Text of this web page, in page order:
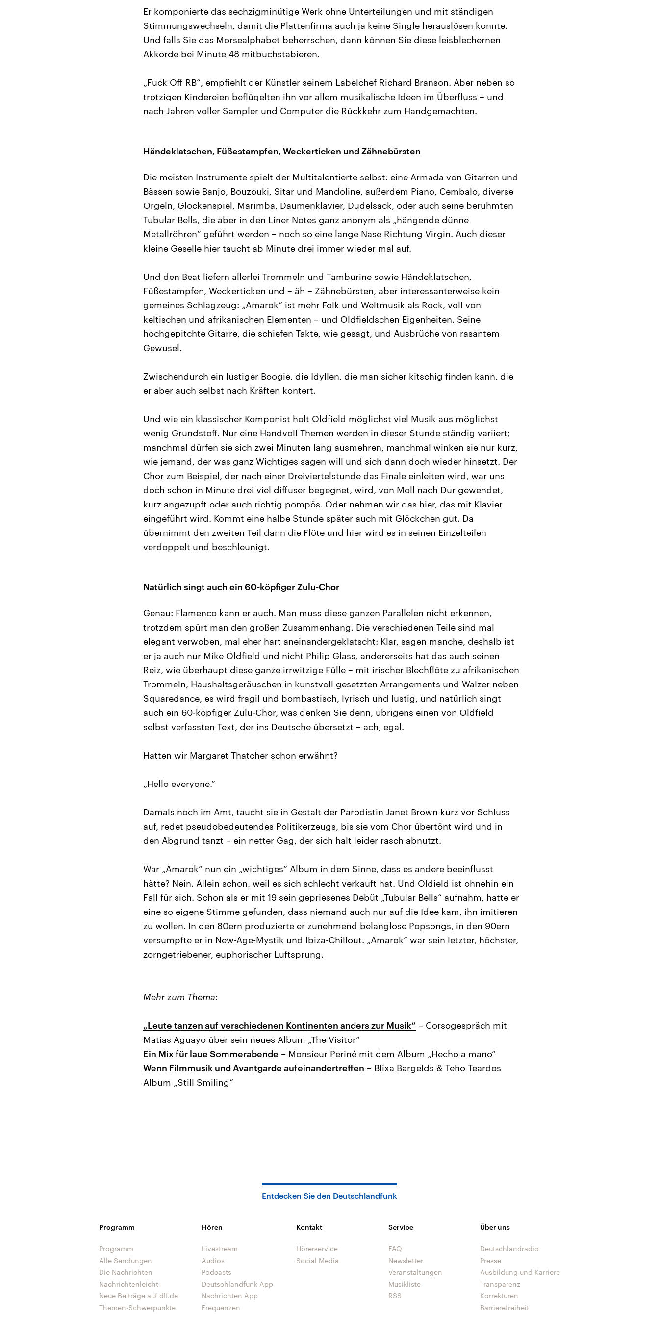
Er komponierte das sechzigminütige Werk ohne Unterteilungen und mit ständigen
Stimmungswechseln, damit die Plattenfirma auch ja keine Single herauslösen konnte.
Und falls Sie das Morsealphabet beherrschen, dann können Sie diese leisblechernen
Akkorde bei Minute 48 mitbuchstabieren.
„Fuck Off RB“, empfiehlt der Künstler seinem Labelchef Richard Branson. Aber neben so
trotzigen Kindereien beflügelten ihn vor allem musikalische Ideen im Überfluss – und
nach Jahren voller Sampler und Computer die Rückkehr zum Handgemachten.
Händeklatschen, Füßestampfen, Weckerticken und Zähnebürsten
Die meisten Instrumente spielt der Multitalentierte selbst: eine Armada von Gitarren und
Bässen sowie Banjo, Bouzouki, Sitar und Mandoline, außerdem Piano, Cembalo, diverse
Orgeln, Glockenspiel, Marimba, Daumenklavier, Dudelsack, oder auch seine berühmten
Tubular Bells, die aber in den Liner Notes ganz anonym als „hängende dünne
Metallröhren“ geführt werden – noch so eine lange Nase Richtung Virgin. Auch dieser
kleine Geselle hier taucht ab Minute drei immer wieder mal auf.
Und den Beat liefern allerlei Trommeln und Tamburine sowie Händeklatschen,
Füßestampfen, Weckerticken und – äh – Zähnebürsten, aber interessanterweise kein
gemeines Schlagzeug: „Amarok“ ist mehr Folk und Weltmusik als Rock, voll von
keltischen und afrikanischen Elementen – und Oldfieldschen Eigenheiten. Seine
hochgepitchte Gitarre, die schiefen Takte, wie gesagt, und Ausbrüche von rasantem
Gewusel.
Zwischendurch ein lustiger Boogie, die Idyllen, die man sicher kitschig finden kann, die
er aber auch selbst nach Kräften kontert.
Und wie ein klassischer Komponist holt Oldfield möglichst viel Musik aus möglichst
wenig Grundstoff. Nur eine Handvoll Themen werden in dieser Stunde ständig variiert;
manchmal dürfen sie sich zwei Minuten lang ausmehren, manchmal winken sie nur kurz,
wie jemand, der was ganz Wichtiges sagen will und sich dann doch wieder hinsetzt. Der
Chor zum Beispiel, der nach einer Dreiviertelstunde das Finale einleiten wird, war uns
doch schon in Minute drei viel diffuser begegnet, wird, von Moll nach Dur gewendet,
kurz angezupft oder auch richtig pompös. Oder nehmen wir das hier, das mit Klavier
eingeführt wird. Kommt eine halbe Stunde später auch mit Glöckchen gut. Da
übernimmt den zweiten Teil dann die Flöte und hier wird es in seinen Einzelteilen
verdoppelt und beschleunigt.
Natürlich singt auch ein 60-köpfiger Zulu-Chor
Genau: Flamenco kann er auch. Man muss diese ganzen Parallelen nicht erkennen,
trotzdem spürt man den großen Zusammenhang. Die verschiedenen Teile sind mal
elegant verwoben, mal eher hart aneinandergeklatscht: Klar, sagen manche, deshalb ist
er ja auch nur Mike Oldfield und nicht Philip Glass, andererseits hat das auch seinen
Reiz, wie überhaupt diese ganze irrwitzige Fülle – mit irischer Blechflöte zu afrikanischen
Trommeln, Haushaltsgeräuschen in kunstvoll gesetzten Arrangements und Walzer neben
Squaredance, es wird fragil und bombastisch, lyrisch und lustig, und natürlich singt
auch ein 60-köpfiger Zulu-Chor, was denken Sie denn, übrigens einen von Oldfield
selbst verfassten Text, der ins Deutsche übersetzt – ach, egal.
Hatten wir Margaret Thatcher schon erwähnt?
„Hello everyone.“
Damals noch im Amt, taucht sie in Gestalt der Parodistin Janet Brown kurz vor Schluss
auf, redet pseudobedeutendes Politikerzeugs, bis sie vom Chor übertönt wird und in
den Abgrund tanzt – ein netter Gag, der sich halt leider rasch abnutzt.
War „Amarok“ nun ein „wichtiges“ Album in dem Sinne, dass es andere beeinflusst
hätte? Nein. Allein schon, weil es sich schlecht verkauft hat. Und Oldield ist ohnehin ein
Fall für sich. Schon als er mit 19 sein gepriesenes Debüt „Tubular Bells“ aufnahm, hatte er
eine so eigene Stimme gefunden, dass niemand auch nur auf die Idee kam, ihn imitieren
zu wollen. In den 80ern produzierte er zunehmend belanglose Popsongs, in den 90ern
versumpfte er in New-Age-Mystik und Ibiza-Chillout. „Amarok“ war sein letzter, höchster,
zorngetriebener, euphorischer Luftsprung.
Mehr zum Thema:
„Leute tanzen auf verschiedenen Kontinenten anders zur Musik“ – Corsogespräch mit
Matias Aguayo über sein neues Album „The Visitor“
Ein Mix für laue Sommerabende – Monsieur Periné mit dem Album „Hecho a mano“
Wenn Filmmusik und Avantgarde aufeinandertreffen – Blixa Bargelds & Teho Teardos
Album „Still Smiling“
Entdecken Sie den Deutschlandfunk
Programm
Programm
Alle Sendungen
Die Nachrichten
Nachrichtenleicht
Neue Beiträge auf dlf.de
Themen-Schwerpunkte
Hören
Livestream
Audios
Podcasts
Deutschlandfunk App
Nachrichten App
Frequenzen
Kontakt
Hörerservice
Social Media
Service
FAQ
Newsletter
Veranstaltungen
Musikliste
RSS
Über uns
Deutschlandradio
Presse
Ausbildung und Karriere
Transparenz
Korrekturen
Barrierefreiheit